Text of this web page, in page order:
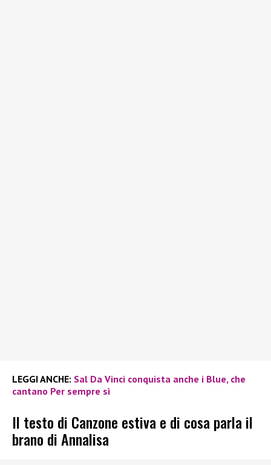
LEGGI ANCHE: Sal Da Vinci conquista anche i Blue, che
cantano Per sempre sì
Il testo di Canzone estiva e di cosa parla il
brano di Annalisa